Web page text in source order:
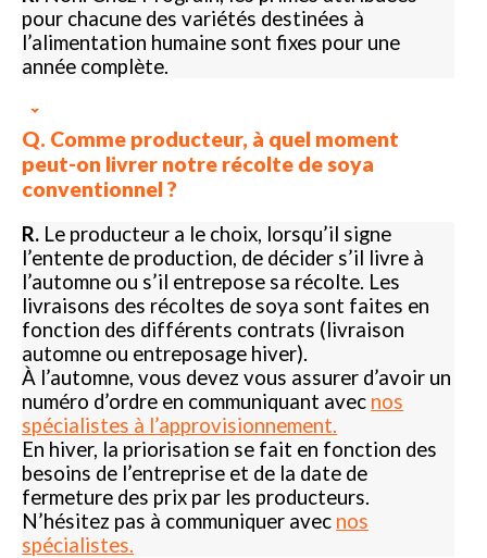
pour chacune des variétés destinées à
l’alimentation humaine sont fixes pour une
année complète.
Q. Comme producteur, à quel moment
peut-on livrer notre récolte de soya
conventionnel ?
R. Le producteur a le choix, lorsqu’il signe
l’entente de production, de décider s’il livre à
l’automne ou s’il entrepose sa récolte. Les
livraisons des récoltes de soya sont faites en
fonction des différents contrats (livraison
automne ou entreposage hiver).
À l’automne, vous devez vous assurer d’avoir un
numéro d’ordre en communiquant avec nos
spécialistes à l’approvisionnement.
En hiver, la priorisation se fait en fonction des
besoins de l’entreprise et de la date de
fermeture des prix par les producteurs.
N’hésitez pas à communiquer avec nos
spécialistes.